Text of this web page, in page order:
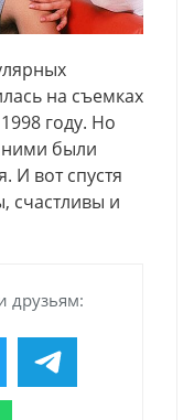
на съемках
году. Но
ними были
И вот спустя
счастливы и
друзьям: